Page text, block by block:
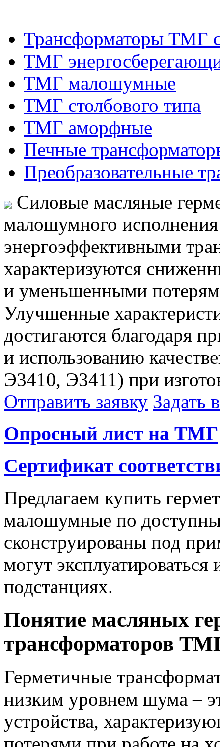
Трансформаторы ТМГ
ТМГ
ТМГ малошумные
ТМГ столбового типа
ТМГ аморфные
Печные
Преобразовательные
Силовые масляные
малошумного
энергоэффективными
характеризуются
и уменьшенными
Улучшенные
достигаются благодаря
и использованию
Э3410, Э3411) при
Отправить заявку Задать
Опросный лист на ТМГ
Сертификат
Предлагаем купить
малошумные по
сконструированы под
могут
подстанциях.
Понятие масляных
трансформаторов
Герметичные
низким уровнем шума –
устройства,